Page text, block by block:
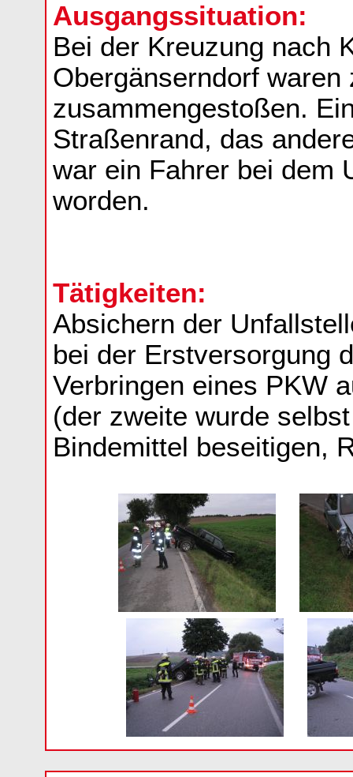
Ausgangssituation:
Bei der Kreuzung nach
Obergänserndorf waren
zusammengestoßen.
Straßenrand, das
war ein Fahrer bei dem
worden.
Tätigkeiten:
Absichern der
bei der Erstversorgung
Verbringen eines PKW
(der zweite wurde
Bindemittel beseitigen,